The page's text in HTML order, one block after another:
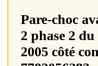
Pare-choc
2 phase 2
2005 côté